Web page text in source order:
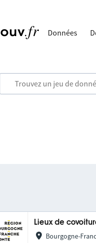
Données
Lieux de
Bourgogne-